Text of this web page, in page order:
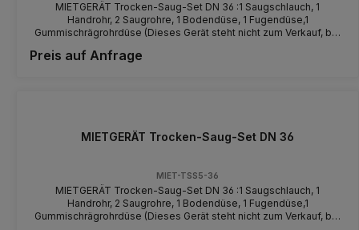
MIETGERÄT Trocken-Saug-Set DN 36 :1 Saugschlauch, 1
Handrohr, 2 Saugrohre, 1 Bodendüse, 1 Fugendüse,1
Gummischrägrohrdüse (Dieses Gerät steht nicht zum Verkauf, bei
vor der Benutzung mit dem Gerät und der Bedienung vertraut)
Preis auf Anfrage
MIETGERÄT Trocken-Saug-Set DN 36
MIET-TSS5-36
MIETGERÄT Trocken-Saug-Set DN 36 :1 Saugschlauch, 1
Handrohr, 2 Saugrohre, 1 Bodendüse, 1 Fugendüse,1
Gummischrägrohrdüse (Dieses Gerät steht nicht zum Verkauf, bei